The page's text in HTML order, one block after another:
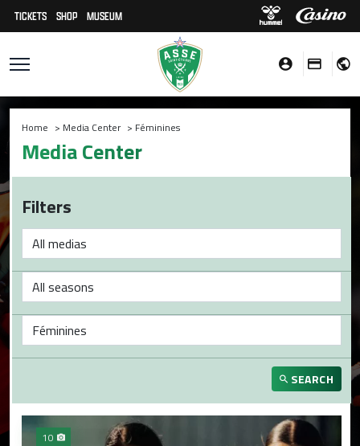
TICKETS SHOP MUSEUM
Home > Media Center > Féminines
Media Center
Filters
SEARCH
10